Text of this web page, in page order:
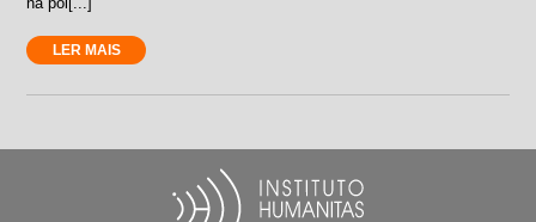
LER MAIS